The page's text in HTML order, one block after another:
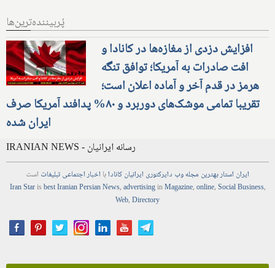
پُربیننده‌ترین‌ها
افزایش دزدی از مغازه‌ها در کانادا و
افت صادرات به آمریکا؛ توافق تنگه
هرمز در قدم آخر و آماده اعلان است؛
تقریبا تمامی موشک‌های دوربرد و ۸۰% پدافند آمریکا صرف
ایران شده
IRANIAN NEWS - رسانه ایرانیان
ایران استاربهترین مجلهوب دایرکتوری ایرانیان کانادابا اخباراجتماعیتبلیغات است
Iran Starisbest Iranian PersianNews,advertisinginMagazine,online,Social Business,
Web,Directory